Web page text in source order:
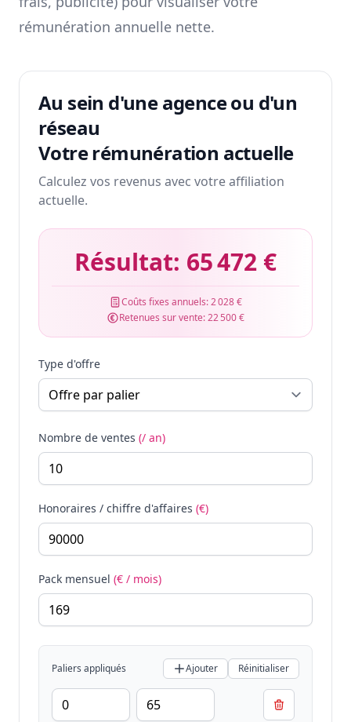
rémunération annuelle nette.
Au sein d'une agence ou d'un
réseau
Votre rémunération actuelle
Calculez vos revenus avec votre affiliation
actuelle.
Résultat: 65 472 €
Coûts fixes annuels:2 028 €
Retenues sur vente:22 500 €
Type d'offre
Nombre de ventes (/ an)
Honoraires / chiffre d'affaires (€)
Pack mensuel (€ / mois)
Paliers appliqués Ajouter Réinitialiser